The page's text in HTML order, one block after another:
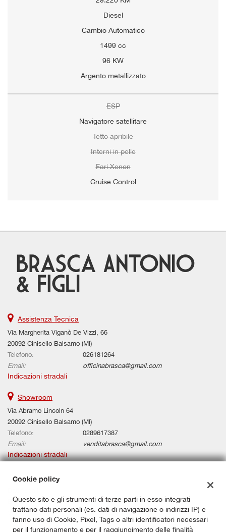
Diesel
Cambio Automatico
1499 cc
96 KW
Argento metallizzato
ESP
Navigatore satellitare
Tetto apribile
Interni in pelle
Fari Xenon
Cruise Control
Assistenza Tecnica
Via Margherita Viganò De Vizzi, 66
20092 Cinisello Balsamo (MI)
Telefono:
026181264
Email:
officinabrasca@gmail.com
Indicazioni stradali
Showroom
Via Abramo Lincoln 64
20092 Cinisello Balsamo (MI)
Telefono:
0289617387
Email:
venditabrasca@gmail.com
Indicazioni stradali
BRASCA AUTOMOBILI SRL
Via de Vizzi 0066, 20092, Cinisello Balsamo (MI)
C.F/P.IVA:00887910966
Cookie policy
Questo sito e gli strumenti di terze parti in esso integrati
trattano dati personali (es. dati di navigazione o indirizzi IP) e
fanno uso di Cookie, Pixel, Tags o altri identificatori necessari
per il funzionamento e per il raggiungimento delle finalità